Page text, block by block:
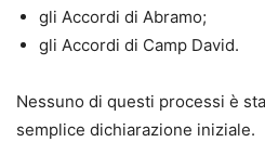
gli Accordi di Abramo;
gli Accordi di Camp David.
Nessuno di questi processi è
semplice dichiarazione iniziale.